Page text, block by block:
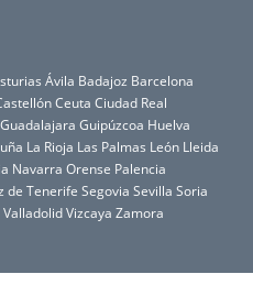
Ávila Badajoz Barcelona
Ceuta Ciudad Real
Guadalajara Guipúzcoa Huelva
La Rioja Las Palmas León Lleida
Navarra Orense Palencia
de Tenerife Segovia Sevilla Soria
ValladolidVizcaya Zamora